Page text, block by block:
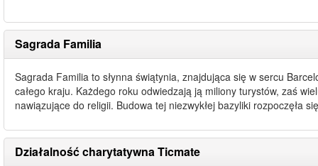
Sagrada Familia
Sagrada Familia to słynna świątynia, znajdująca się w sercu
całego kraju. Każdego roku odwiedzają ją miliony turystów, zaś
nawiązujące do religii. Budowa tej niezwykłej bazyliki rozpoczęła
Działalność charytatywna Ticmate